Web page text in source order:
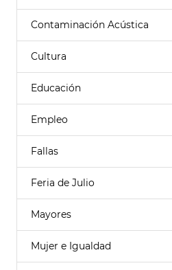
Contaminación Acústica
Cultura
Educación
Empleo
Fallas
Feria de Julio
Mayores
Mujer e Igualdad